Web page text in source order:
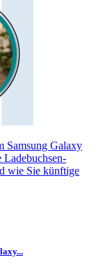
Samsung Galaxy
Ladebuchsen-
wie Sie künftige